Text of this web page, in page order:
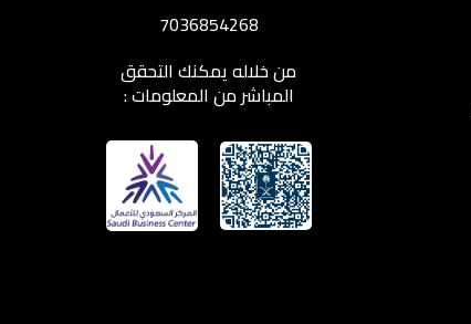
7036854268
من خلاله يمكنك التحقق
المباشر من المعلومات :